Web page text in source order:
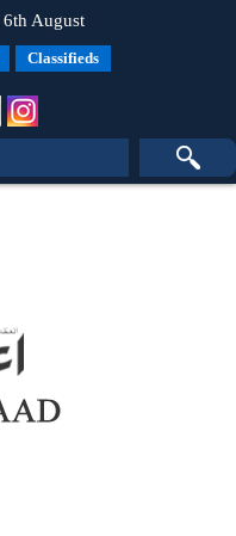
August
Classifieds